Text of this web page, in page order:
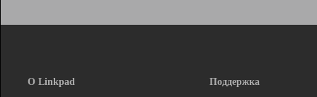
О Linkpad
Поддержка